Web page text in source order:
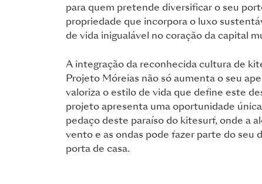
para quem pretende diversificar o seu
propriedade que incorpora o luxo
de vida inigualável no coração da capital
A integração da reconhecida cultura de
Projeto Móreias não só aumenta o seu
valoriza o estilo de vida que define este
projeto apresenta uma oportunidade
pedaço deste paraíso do kitesurf, onde a
vento e as ondas pode fazer parte do seu
porta de casa.